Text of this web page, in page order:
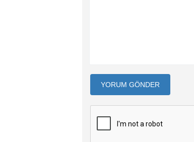
YORUM GÖNDER